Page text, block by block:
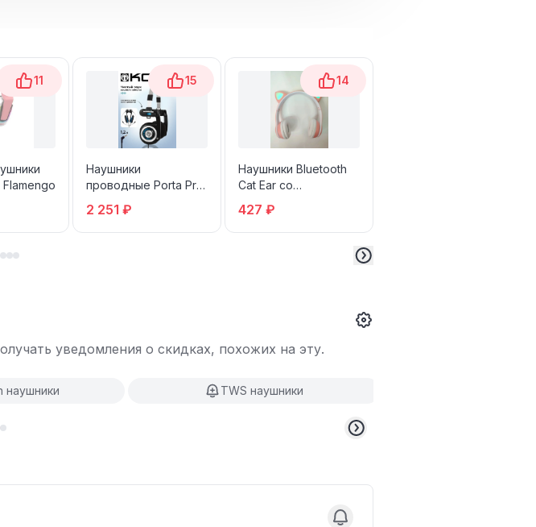
11
Flamengo
15
Наушники
проводные Porta Pro
2 251 ₽
14
Наушники Bluetooth
Cat Ear со
ушками
427 ₽
уведомления о скидках, похожих на эту.
наушники TWS наушники